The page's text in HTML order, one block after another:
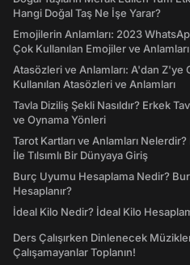
Hangi Doğal Taş Ne İşe Yarar?
Emojilerin Anlamları: 2023
Çok Kullanılan Emojiler ve Anlamları
Atasözleri ve Anlamları: A'dan Z'ye
Kullanılan Atasözleri ve Anlamları
Tavla Diziliş Şekli Nasıldır? Erkek
ve Oynama Yönleri
Tarot Kartları ve Anlamları
İle Tılsımlı Bir Dünyaya Giriş
Burç Uyumu Hesaplama Nedir?
Hesaplanır?
İdeal Kilo Nedir? İdeal Kilo
Ders Çalışırken Dinlenecek
Çalışamayanlar Toplanın!